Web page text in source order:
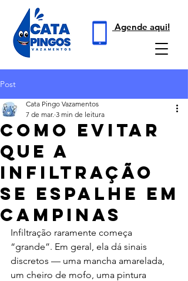
Agende aqui!
Post
Como Evitar
Que a
Infiltração
Se Espalhe em
Campinas
Cata Pingo Vazamentos
7 de mar. 3 min de leitura
Infiltração raramente começa
“grande”. Em geral, ela dá sinais
discretos — uma mancha amarelada,
um cheiro de mofo, uma pintura